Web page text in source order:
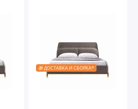
🎁 ДОСТАВКА И СБОРКА*